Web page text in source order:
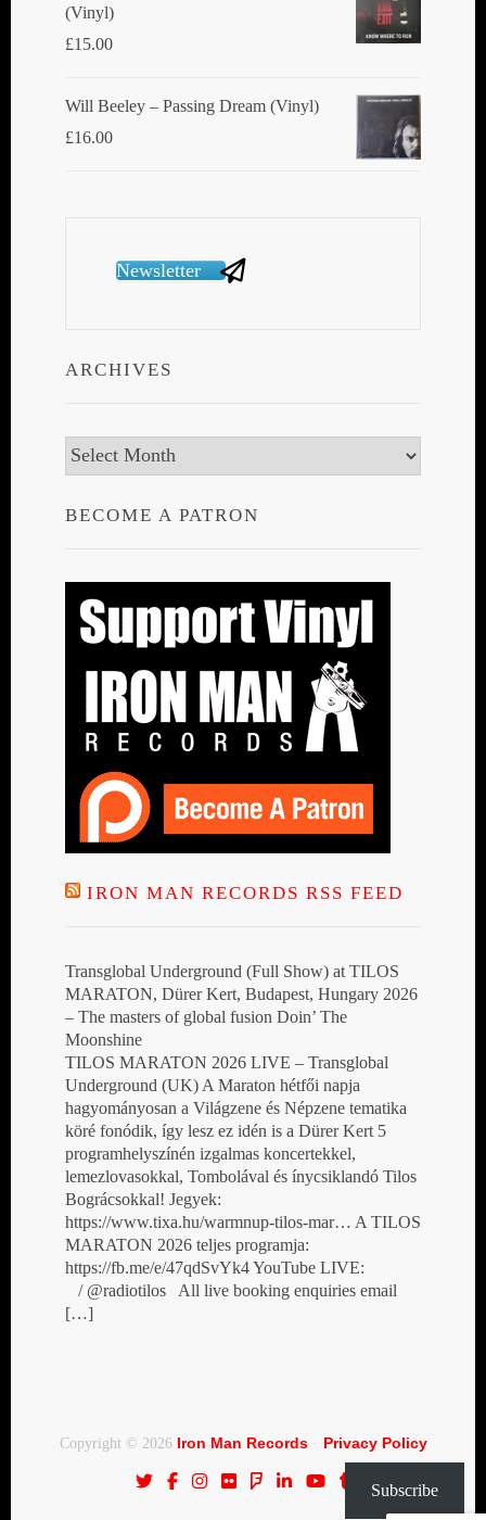
(Vinyl)
£15.00
Will Beeley ‎– Passing Dream (Vinyl)
£16.00
Newsletter
ARCHIVES
Archives
BECOME A PATRON
IRON MAN RECORDS RSS FEED
Transglobal Underground (Full Show) at TILOS
MARATON, Dürer Kert, Budapest, Hungary 2026
– The masters of global fusion Doin’ The
Moonshine
TILOS MARATON 2026 LIVE – Transglobal
Underground (UK) A Maraton hétfői napja
hagyományosan a Világzene és Népzene tematika
köré fonódik, így lesz ez idén is a Dürer Kert 5
programhelyszínén izgalmas koncertekkel,
lemezlovasokkal, Tombolával és ínycsiklandó Tilos
Bográcsokkal! Jegyek:
https://www.tixa.hu/warmnup-tilos-mar… A TILOS
MARATON 2026 teljes programja:
https://fb.me/e/47qdSvYk4 YouTube LIVE:
/ @radiotilos All live booking enquiries email
[…]
Copyright © 2026 Iron Man Records· Privacy Policy
Subscribe